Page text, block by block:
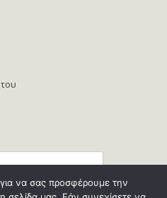
να σας προσφέρουμε την